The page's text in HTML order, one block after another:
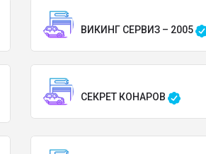
ВИКИНГ СЕРВИЗ – 2005
СЕКРЕТ КОНАРОВ